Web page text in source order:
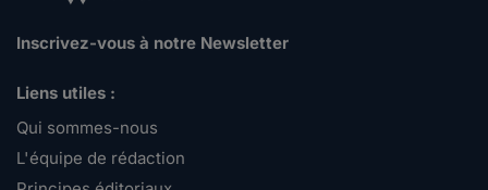
Inscrivez-vous à notre Newsletter
Liens utiles :
Qui sommes-nous
L'équipe de rédaction